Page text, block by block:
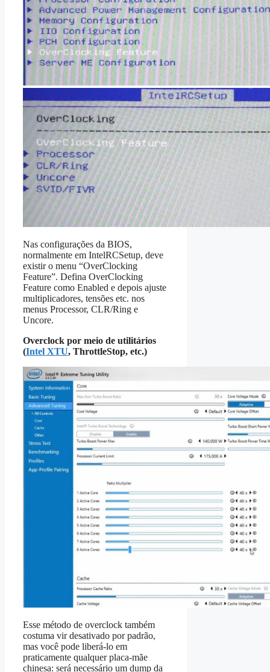
Nas configurações da BIOS,
normalmente em IntelRCSetup, deve
existir o menu “OverClocking
Feature”. Defina OverClocking
Feature como Enabled e depois ajuste
multiplicadores, tensões etc. nos
menus Processor, CLR/Ring e
Uncore.
Overclock por meio de utilitários
(Intel XTU, ThrottleStop, etc.)
Esse método de overclock também
costuma vir desativado por padrão,
mas você pode liberá‑lo em
praticamente qualquer placa-mãe
chinesa: será necessário um dump da